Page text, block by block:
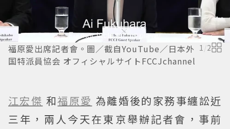
福原愛出席記者會。圖／截自YouTube／日本外
国特派員協会 オフィシャルサイトFCCJchannel
1 /2
江宏傑 和福原愛 為離婚後的家務事纏訟近
三年，兩人今天在東京舉辦記者會，事前